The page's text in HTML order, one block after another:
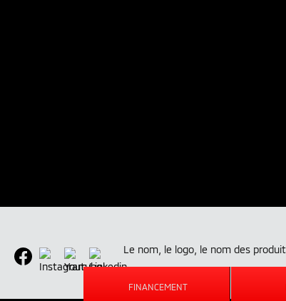
FINANCEMENT
Le nom, le logo, le nom des